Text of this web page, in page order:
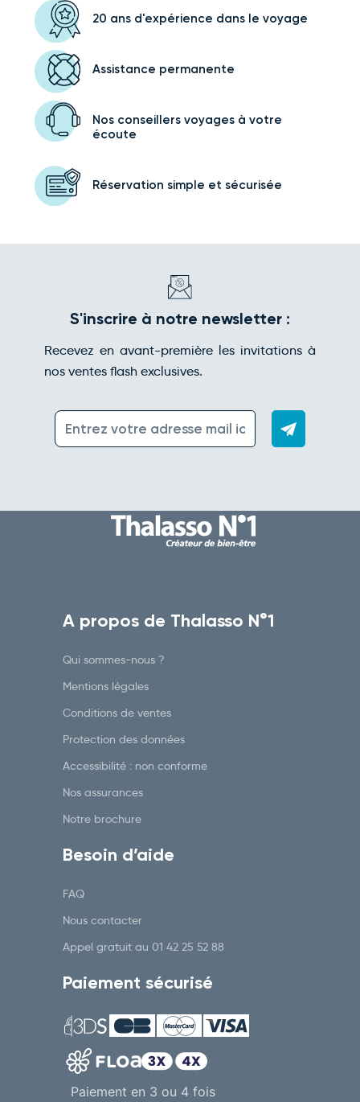
20 ans d'expérience dans le voyage
Assistance permanente
Nos conseillers voyagesà votre
écoute
Réservation simple et sécurisée
S'inscrire à notre newsletter :
Recevez en avant-première les invitations à
nos ventes flash exclusives.
A propos de Thalasso N°1
Qui sommes-nous ?
Mentions légales
Conditions de ventes
Protection des données
Accessibilité : non conforme
Nos assurances
Notre brochure
Besoin d’aide
FAQ
Nous contacter
Appel gratuit au 01 42 25 52 88
Paiement sécurisé
Paiement en 3 ou 4 fois